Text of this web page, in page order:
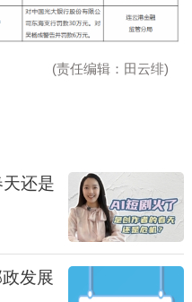
(责任编辑：田云绯)
还是
发展